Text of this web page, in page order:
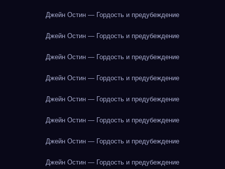
Джейн Остин — Гордость и предубеждение
Джейн Остин — Гордость и предубеждение
Джейн Остин — Гордость и предубеждение
Джейн Остин — Гордость и предубеждение
Джейн Остин — Гордость и предубеждение
Джейн Остин — Гордость и предубеждение
Джейн Остин — Гордость и предубеждение
Джейн Остин — Гордость и предубеждение